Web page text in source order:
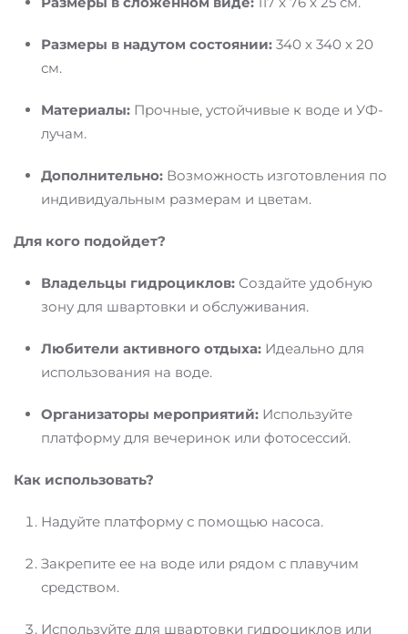
Размеры в надутом состоянии: 340 x 340 x 20
см.
Материалы: Прочные, устойчивые к воде и УФ-
лучам.
Дополнительно: Возможность изготовления по
индивидуальным размерам и цветам.
Для кого подойдет?
Владельцы гидроциклов: Создайте удобную
зону для швартовки и обслуживания.
Любители активного отдыха: Идеально для
использования на воде.
Организаторы мероприятий: Используйте
платформу для вечеринок или фотосессий.
Как использовать?
Надуйте платформу с помощью насоса.
Закрепите ее на воде или рядом с плавучим
средством.
Используйте для швартовки гидроциклов или